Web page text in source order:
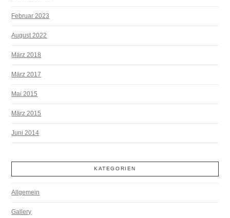
Februar 2023
August 2022
März 2018
März 2017
Mai 2015
März 2015
Juni 2014
KATEGORIEN
Allgemein
Gallery